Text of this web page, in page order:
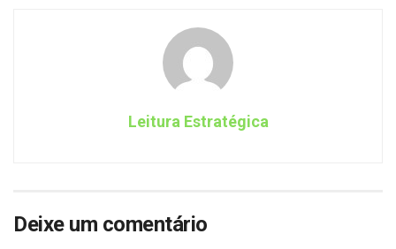
Leitura Estratégica
Deixe um comentário